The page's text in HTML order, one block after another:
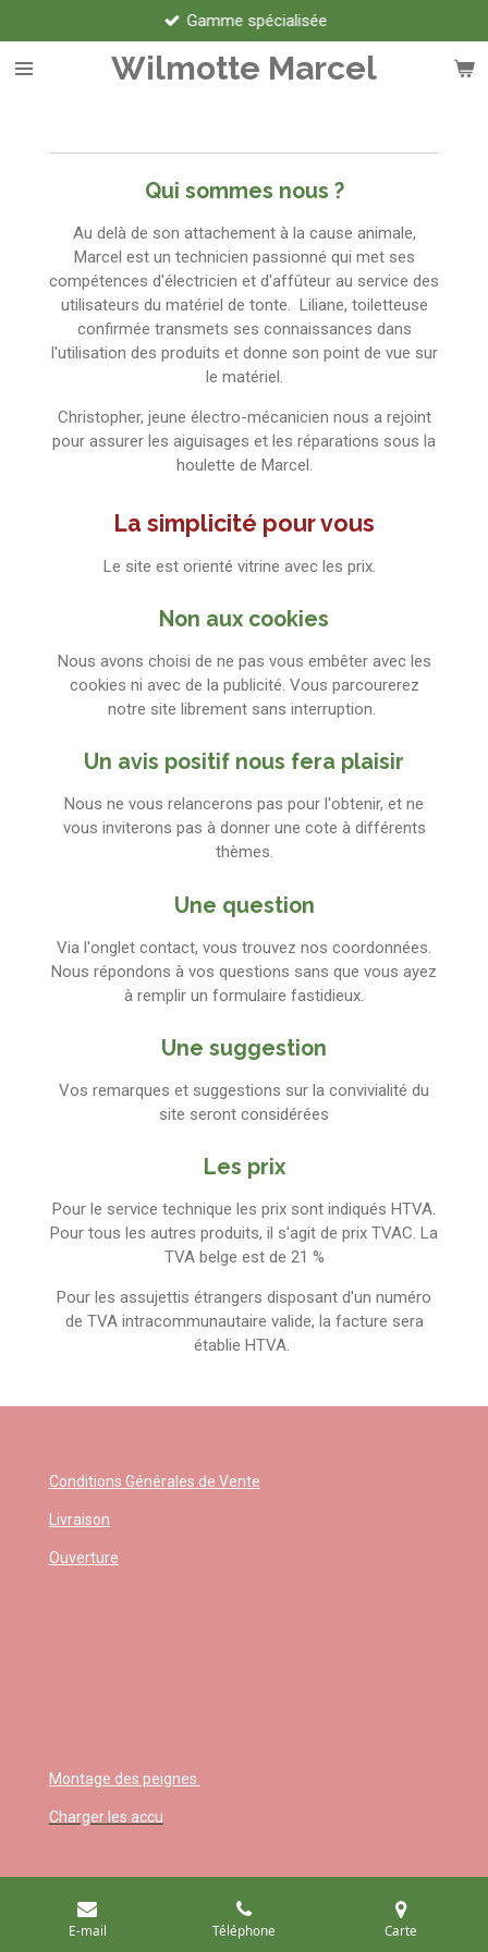
au
contenu
Wilmotte Marcel
Gamme spécialisée
Qui sommes nous ?
Au delà de son attachement à la cause animale,
Marcel est un technicien passionné qui met ses
compétences d'électricien et d'affûteur au service des
utilisateurs du matériel de tonte. Liliane, toiletteuse
confirmée transmets ses connaissances dans
l'utilisation des produits et donne son point de vue sur
le matériel.
Christopher, jeune électro-mécanicien nous a rejoint
pour assurer les aiguisages et les réparations sous la
houlette de Marcel.
La simplicité pour vous
Le site est orienté vitrine avec les prix.
Non aux cookies
Nous avons choisi de ne pas vous embêter avec les
cookies ni avec de la publicité. Vous parcourerez
notre site librement sans interruption.
Un avis positif nous fera plaisir
Nous ne vous relancerons pas pour l'obtenir, et ne
vous inviterons pas à donner une cote à différents
thèmes.
Une question
Via l'onglet contact, vous trouvez nos coordonnées.
Nous répondons à vos questions sans que vous ayez
à remplir un formulaire fastidieux.
Une suggestion
Vos remarques et suggestions sur la convivialité du
site seront considérées
Les prix
Pour le service technique les prix sont indiqués HTVA.
Pour tous les autres produits, il s'agit de prix TVAC. La
TVA belge est de 21 %
Pour les assujettis étrangers disposant d'un numéro
de TVA intracommunautaire valide, la facture sera
établie HTVA.
Conditions Générales de Vente
Livraison
Ouverture
Montage des peignes
Charger les accu
E-mail Téléphone Carte